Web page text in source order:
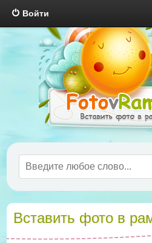
Войти
Вставить фото в